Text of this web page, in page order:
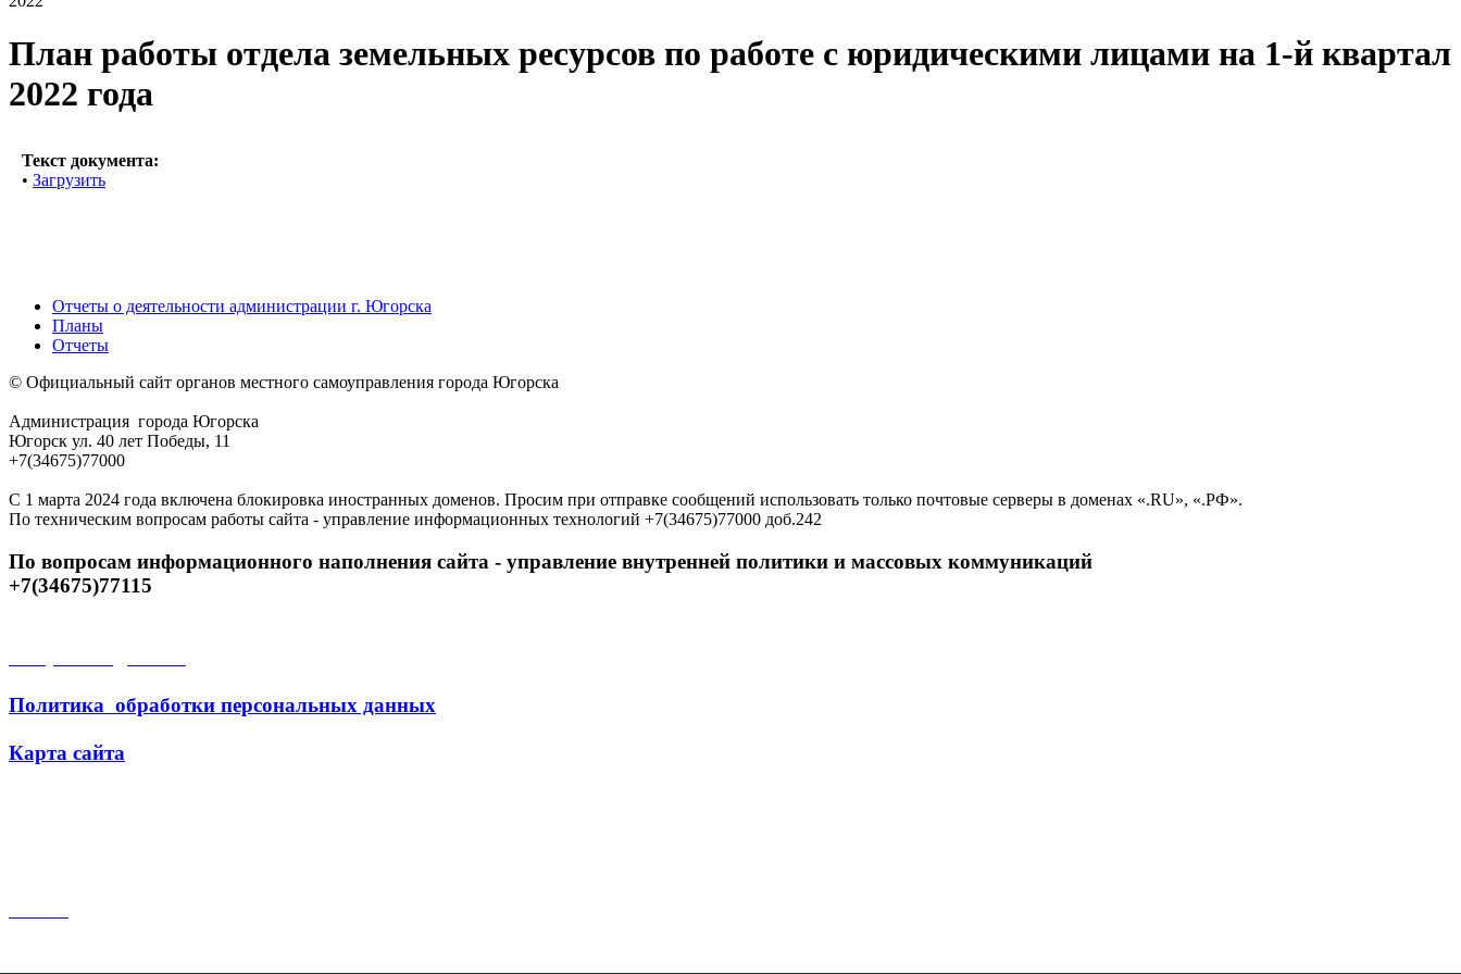
План работы отдела земельных ресурсов по работе с юридическими лицами на 1-й квартал
2022 года
Текст документа:
• Загрузить
Отчеты о деятельности администрации г. Югорска
Планы
Отчеты
© Официальный сайт органов местного самоуправления города Югорска
Администрация города Югорска
Югорск ул. 40 лет Победы, 11
+7(34675)77000
С 1 марта 2024 года включена блокировка иностранных доменов. Просим при отправке сообщений использовать только почтовые серверы в доменах «.RU», «.РФ».
По техническим вопросам работы сайта - управление информационных технологий +7(34675)77000 доб.242
По вопросам информационного наполнения сайта - управление внутренней политики и массовых коммуникаций
+7(34675)77115
Политика обработки персональных данных
Карта сайта